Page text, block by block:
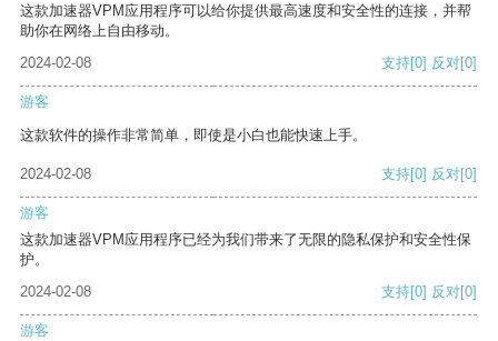
这款加速器VPM应用程序可以给你提供最高速度和安全性的连接，并帮
助你在网络上自由移动。
2024-02-08
支持[0] 反对[0]
游客
这款软件的操作非常简单，即使是小白也能快速上手。
2024-02-08 支持[0] 反对[0]
游客
这款加速器VPM应用程序已经为我们带来了无限的隐私保护和安全性保
护。
2024-02-08
支持[0] 反对[0]
游客